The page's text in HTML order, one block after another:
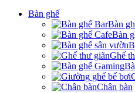
Bàn ghế
Bàn
Bàn
Ghế
Chân bàn